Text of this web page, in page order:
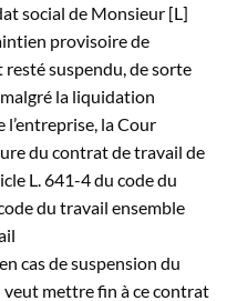
social de Monsieur [L]
provisoire de
suspendu, de sorte
la liquidation
l’entreprise, la Cour
du contrat de travail de
L. 641-4 du code du
du travail ensemble
cas de suspension du
mettre fin à ce contrat